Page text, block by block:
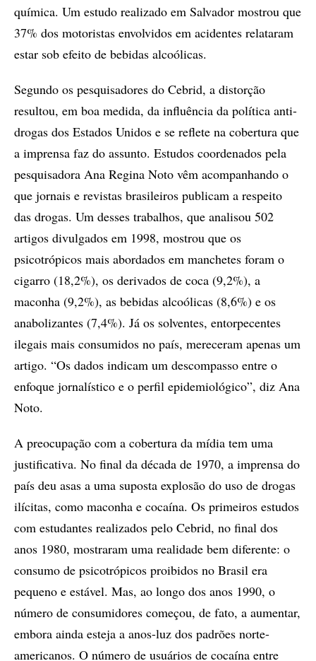
química. Um estudo realizado em Salvador mostrou que
37% dos motoristas envolvidos em acidentes relataram
estar sob efeito de bebidas alcoólicas.
Segundo os pesquisadores do Cebrid, a distorção
resultou, em boa medida, da influência da política anti-
drogas dos Estados Unidos e se reflete na cobertura que
a imprensa faz do assunto. Estudos coordenados pela
pesquisadora Ana Regina Noto vêm acompanhando o
que jornais e revistas brasileiros publicam a respeito
das drogas. Um desses trabalhos, que analisou 502
artigos divulgados em 1998, mostrou que os
psicotrópicos mais abordados em manchetes foram o
cigarro (18,2%), os derivados de coca (9,2%), a
maconha (9,2%), as bebidas alcoólicas (8,6%) e os
anabolizantes (7,4%). Já os solventes, entorpecentes
ilegais mais consumidos no país, mereceram apenas um
artigo. “Os dados indicam um descompasso entre o
enfoque jornalístico e o perfil epidemiológico”, diz Ana
Noto.
A preocupação com a cobertura da mídia tem uma
justificativa. No final da década de 1970, a imprensa do
país deu asas a uma suposta explosão do uso de drogas
ilícitas, como maconha e cocaína. Os primeiros estudos
com estudantes realizados pelo Cebrid, no final dos
anos 1980, mostraram uma realidade bem diferente: o
consumo de psicotrópicos proibidos no Brasil era
pequeno e estável. Mas, ao longo dos anos 1990, o
número de consumidores começou, de fato, a aumentar,
embora ainda esteja a anos-luz dos padrões norte-
americanos. O número de usuários de cocaína entre